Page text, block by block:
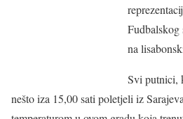
Fudbalskog
na
Svi putnici,
nešto iza 15,00 sati poletjeli iz